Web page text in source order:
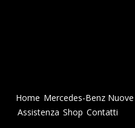
Home Mercedes-Benz
Assistenza Shop Contatti